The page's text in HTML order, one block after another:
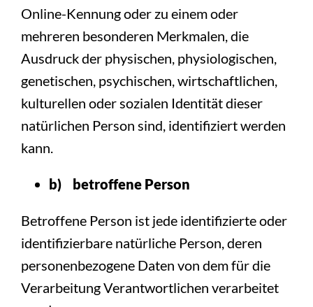
Online-Kennung oder zu einem oder
mehreren besonderen Merkmalen, die
Ausdruck der physischen, physiologischen,
genetischen, psychischen, wirtschaftlichen,
kulturellen oder sozialen Identität dieser
natürlichen Person sind, identifiziert werden
kann.
b) betroffene Person
Betroffene Person ist jede identifizierte oder
identifizierbare natürliche Person, deren
personenbezogene Daten von dem für die
Verarbeitung Verantwortlichen verarbeitet